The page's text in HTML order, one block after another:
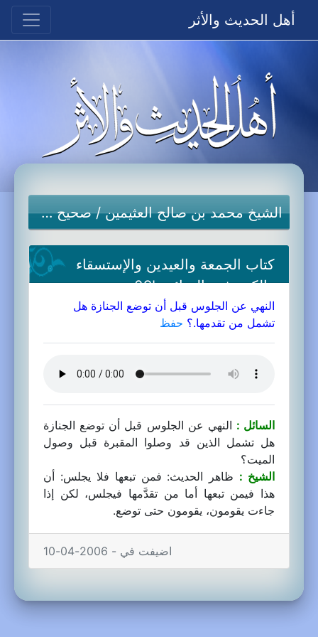
أهل الحديث والأثر
الشيخ محمد بن صالح العثيمين/صحيح مسلم
كتاب الجمعة والعيدين والإستسقاء
والكسوف والجنائز-09b
النهي عن الجلوس قبل أن توضع الجنازة هل
تشمل من تقدمها.؟ حفظ
السائل : النهي عن الجلوس قبل أن توضع الجنازة
هل تشمل الذين قد وصلوا المقبرة قبل وصول
الميت؟
الشيخ : ظاهر الحديث: فمن تبعها فلا يجلس: أن
هذا فيمن تبعها أما من تقدَّمها فيجلس، لكن إذا
جاءت يقومون، يقومون حتى توضع.
اضيفت في - 2006-04-10